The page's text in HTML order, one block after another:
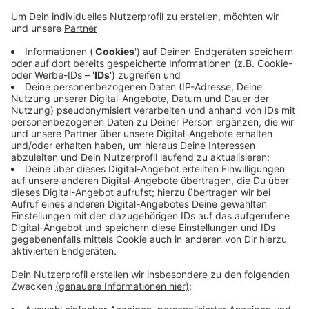
Anzeige
Das hat die Gewerkschaft verdi angekündigt. Der
Streik fällt zwar auf den internationalen Frauentag - im
Kern geht es aber wieder um den bekannten
Tarifstreit zwischen Gewerkschaften und Kommunen.
verdi lehnt das Angebot der Arbeitgeber - 5% plus
2.500 Euro Einmalzahlung - als völlig indisktutabel ab.
Parallel zum Streik sind verdi Kundgebungen vor dem
Krefelder Rathaus und am Willicher Marktplatz
geplant.
Anzeige